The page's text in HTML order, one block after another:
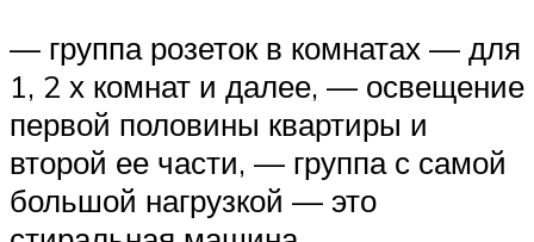
— группа розеток в комнатах — для
1, 2 х комнат и далее, — освещение
первой половины квартиры и
второй ее части, — группа с самой
большой нагрузкой — это